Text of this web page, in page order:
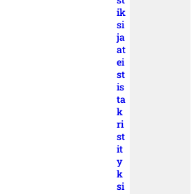
ik
si
ja
at
ei
st
is
ta
k
ri
st
it
y
k
si